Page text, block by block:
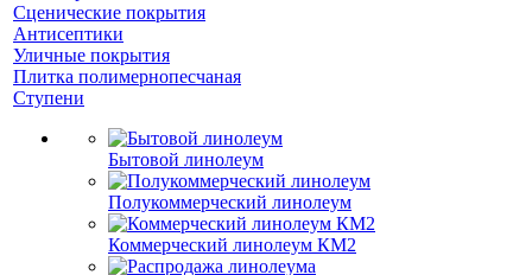
Сценические покрытия
Антисептики
Уличные покрытия
Плитка полимернопесчаная
Ступени
Бытовой линолеум
Полукоммерческий линолеум
Коммерческий линолеум КМ2